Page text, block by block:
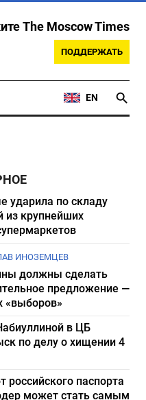
The Moscow Times
ПОДДЕРЖАТЬ
EN
ударила по складу
из крупнейших
ИНОЗЕМЦЕВ
должны сделать
предложение —
«выборов»
в ЦБ
по делу о хищении 4
российского паспорта
может стать самым